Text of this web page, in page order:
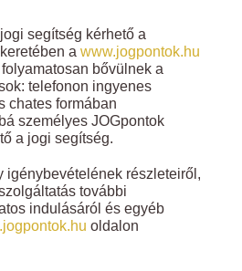
segítség kérhető a
a www.jogpontok.hu
bővülnek a
telefonon ingyenes
chates formában
személyes JOGpontok
a jogi segítség.
igénybevételének részleteiről,
további
indulásáról és egyéb
oldalon